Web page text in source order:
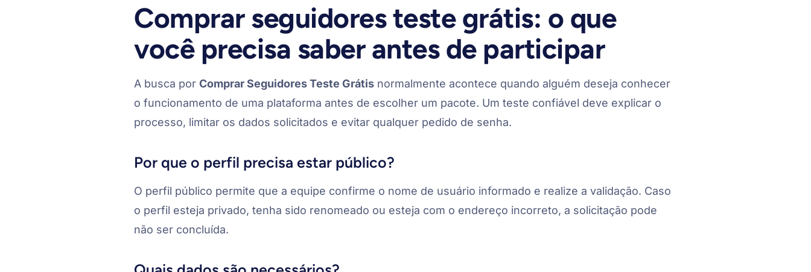
Comprar seguidores teste grátis: o que
você precisa saber antes de participar
A busca por Comprar Seguidores Teste Grátis normalmente acontece quando alguém deseja conhecer
o funcionamento de uma plataforma antes de escolher um pacote. Um teste confiável deve explicar o
processo, limitar os dados solicitados e evitar qualquer pedido de senha.
Por que o perfil precisa estar público?
O perfil público permite que a equipe confirme o nome de usuário informado e realize a validação. Caso
o perfil esteja privado, tenha sido renomeado ou esteja com o endereço incorreto, a solicitação pode
não ser concluída.